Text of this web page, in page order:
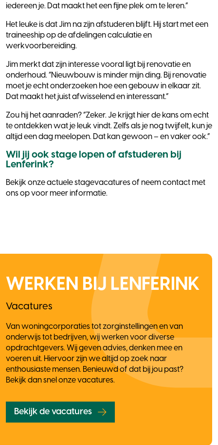
iedereen je. Dat maakt het een fijne plek om te leren.”
Het leuke is dat Jim na zijn afstuderen blijft. Hij start met een
traineeship op de afdelingen calculatie en
werkvoorbereiding.
Jim merkt dat zijn interesse vooral ligt bij renovatie en
onderhoud. “Nieuwbouw is minder mijn ding. Bij renovatie
moet je echt onderzoeken hoe een gebouw in elkaar zit.
Dat maakt het juist afwisselend en interessant.”
Zou hij het aanraden? “Zeker. Je krijgt hier de kans om echt
te ontdekken wat je leuk vindt. Zelfs als je nog twijfelt, kun je
altijd een dag meelopen. Dat kan gewoon – en vaker ook.”
Wil jij ook stage lopen of afstuderen bij
Lenferink?
Bekijk onze actuele stagevacatures of neem contact met
ons op voor meer informatie.
WERKEN BIJ LENFERINK
Vacatures
Van woningcorporaties tot zorginstellingen en van
onderwijs tot bedrijven, wij werken voor diverse
opdrachtgevers. Wij geven advies, denken mee en
voeren uit. Hiervoor zijn we altijd op zoek naar
enthousiaste mensen. Benieuwd of dat bij jou past?
Bekijk dan snel onze vacatures.
Bekijk de vacatures